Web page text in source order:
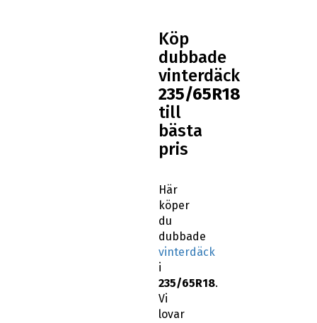
Köp
dubbade
vinterdäck
235/65R18
till
bästa
pris
Här
köper
du
dubbade
vinterdäck
i
235/65R18.
Vi
lovar